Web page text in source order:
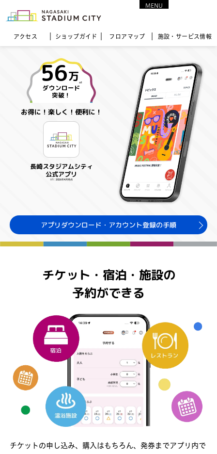
アクセス ショップガイド フロア マップ 施設・サービス情報
MENU
56万 ※1
ダウンロード
突破！
お得に！楽しく！便利に！
長崎スタジアムシティ
公式アプリ
※1：2026年4月時点
アプリダウンロード・アカウント登録の手順
チケット・宿泊・施設の
予約ができる
チケットの申し込み、購入はもちろん、発券までアプリ内で